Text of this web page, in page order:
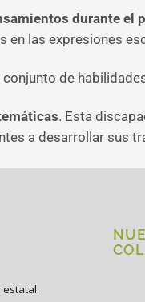
durante el
en las expresiones
de
. Esta
a desarrollar sus
estatal.